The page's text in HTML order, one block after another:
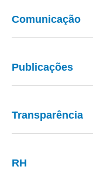
Comunicação
Publicações
Transparência
RH